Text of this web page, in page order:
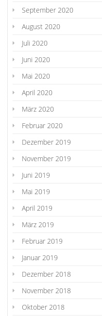
September 2020
August 2020
Juli 2020
Juni 2020
Mai 2020
April 2020
März 2020
Februar 2020
Dezember 2019
November 2019
Juni 2019
Mai 2019
April 2019
März 2019
Februar 2019
Januar 2019
Dezember 2018
November 2018
Oktober 2018